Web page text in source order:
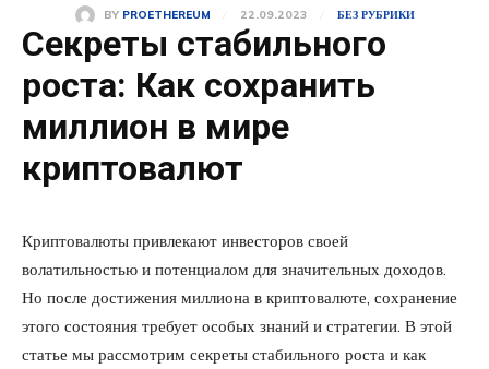
BY PROETHEREUM 22.09.2023 БЕЗ РУБРИКИ
Секреты стабильного
роста: Как сохранить
миллион в мире
криптовалют
Криптовалюты привлекают инвесторов своей
волатильностью и потенциалом для значительных доходов.
Но после достижения миллиона в криптовалюте, сохранение
этого состояния требует особых знаний и стратегии. В этой
статье мы рассмотрим секреты стабильного роста и как